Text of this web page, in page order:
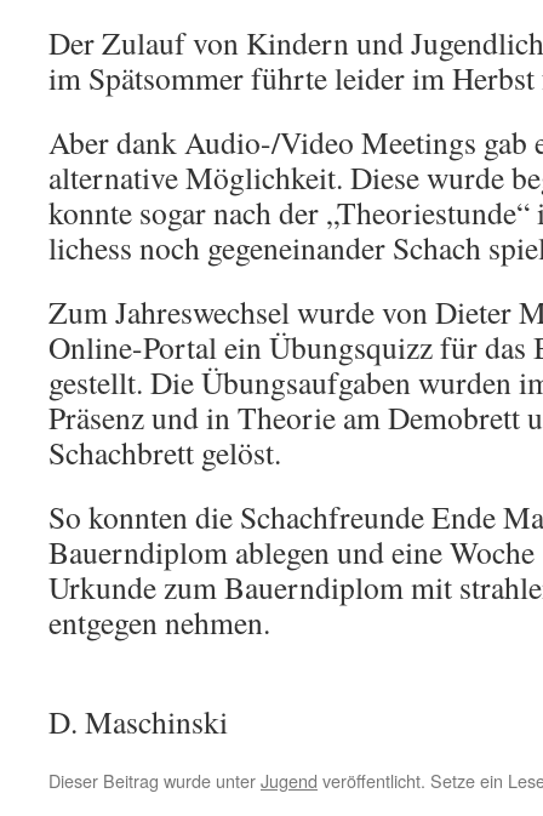
Der Zulauf von Kindern und
im Spätsommer führte leider im
Aber dank Audio-/Video Meetings gab
alternative Möglichkeit. Diese wurde
konnte sogar nach der
lichess noch gegeneinander Schach
Zum Jahreswechsel wurde von Dieter
Online-Portal ein Übungsquizz für
gestellt. Die Übungsaufgaben wurden
Präsenz und in Theorie am Demobrett
Schachbrett gelöst.
So konnten die Schachfreunde Ende
Bauerndiplom ablegen und eine
Urkunde zum Bauerndiplom mit
entgegen nehmen.
D. Maschinski
Dieser Beitrag wurde unterJugend veröffentlicht. Setze ein